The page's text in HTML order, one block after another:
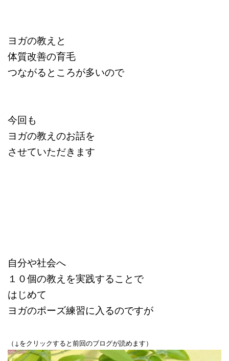
ヨガの教えと
体質改善の育毛
つながるところが多いので
今回も
ヨガの教えのお話を
させていただきます
自分や社会へ
１０個の教えを実践することで
はじめて
ヨガのポーズ練習に入るのですが
（↓をクリックすると前回のブログが読めます）